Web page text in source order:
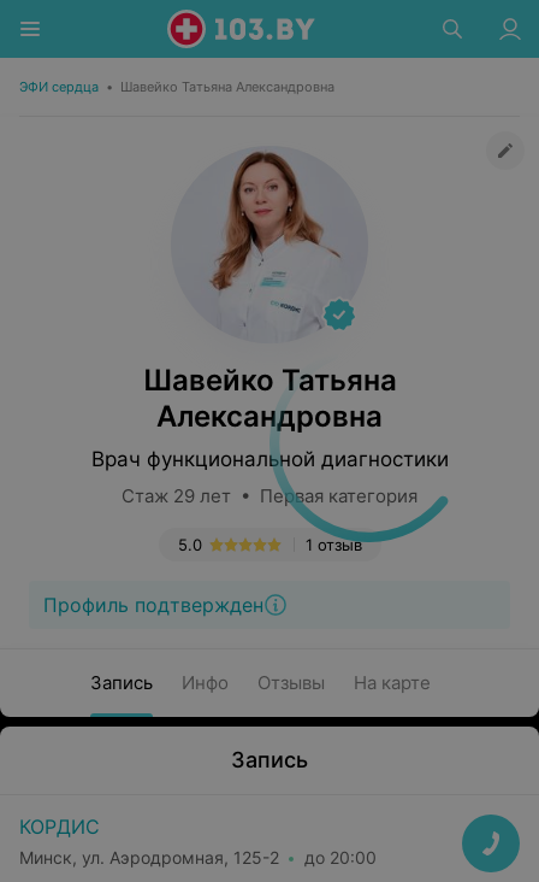
ЭФИ сердца • Шавейко Татьяна Александровна
Шавейко Татьяна
Александровна
Врач функциональной диагностики
Стаж 29 лет • Первая категория
1 отзыв
5.0
Профиль подтвержден
Запись Инфо Отзывы На карте
Запись
КОРДИС
Минск, ул. Аэродромная, 125-2 до 20:00